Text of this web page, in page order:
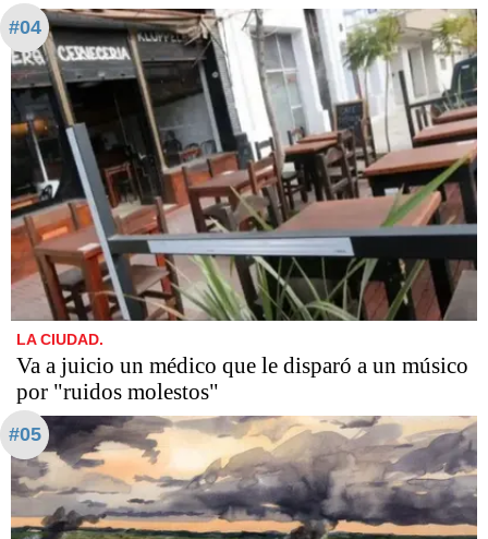
#04
LA CIUDAD.
Va a juicio un médico que le disparó a un músico
por "ruidos molestos"
#05